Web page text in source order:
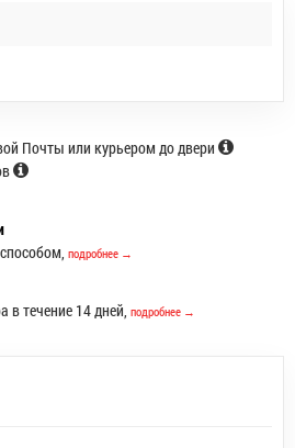
Почты или курьером до двери
подробнее →
в течение 14 дней, подробнее →